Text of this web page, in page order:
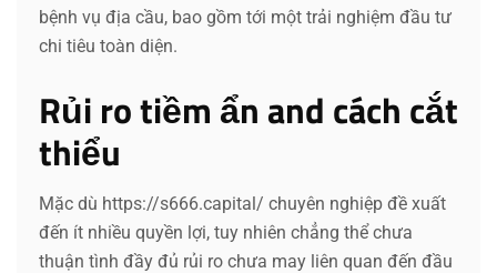
bệnh vụ địa cầu, bao gồm tới một trải nghiệm đầu tư
chi tiêu toàn diện.
Rủi ro tiềm ẩn and cách cắt
thiểu
Mặc dù https://s666.capital/ chuyên nghiệp đề xuất
đến ít nhiều quyền lợi, tuy nhiên chẳng thể chưa
thuận tình đầy đủ rủi ro chưa may liên quan đến đầu